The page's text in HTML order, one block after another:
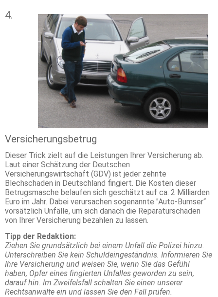
4.
Versicherungsbetrug
Dieser Trick zielt auf die Leistungen Ihrer Versicherung ab.
Laut einer Schätzung der Deutschen
Versicherungswirtschaft (GDV) ist jeder zehnte
Blechschaden in Deutschland fingiert. Die Kosten dieser
Betrugsmasche belaufen sich geschätzt auf ca. 2 Milliarden
Euro im Jahr. Dabei verursachen sogenannte "Auto-Bumser“
vorsätzlich Unfälle, um sich danach die Reparaturschäden
von Ihrer Versicherung bezahlen zu lassen.
Tipp der Redaktion:
Ziehen Sie grundsätzlich bei einem Unfall die Polizei hinzu.
Unterschreiben Sie kein Schuldeingeständnis. Informieren Sie
Ihre Versicherung und weisen Sie, wenn Sie das Gefühl
haben, Opfer eines fingierten Unfalles geworden zu sein,
darauf hin. Im Zweifelsfall schalten Sie einen unserer
Rechtsanwälte ein und lassen Sie den Fall prüfen.